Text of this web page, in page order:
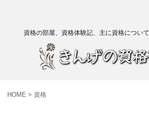
資格の部屋、資格体験記、主に資格について
HOME > 資格